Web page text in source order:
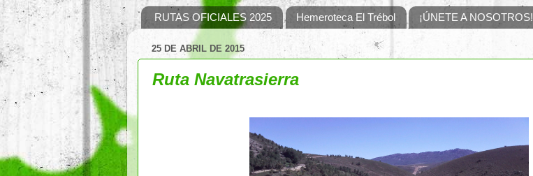
RUTAS OFICIALES 2025 Hemeroteca El Trébol ¡ÚNETE A NOSOTROS!
25 DE ABRIL DE 2015
Ruta Navatrasierra